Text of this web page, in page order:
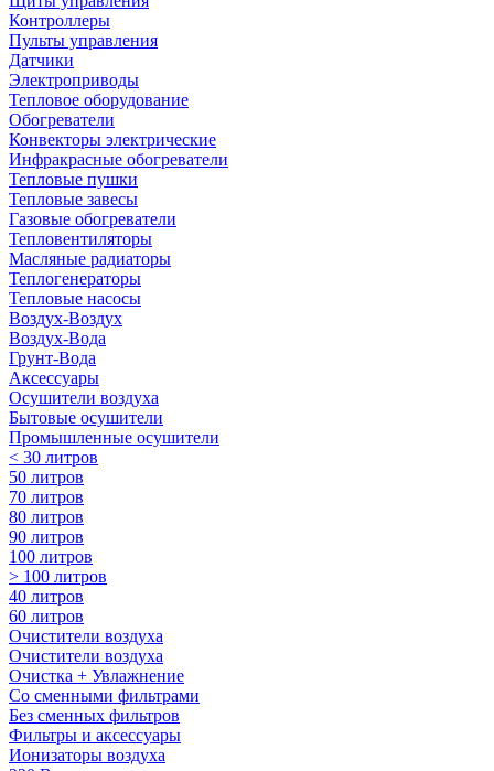
Контроллеры
Пульты управления
Датчики
Электроприводы
Тепловое оборудование
Обогреватели
Конвекторы электрические
Инфракрасные обогреватели
Тепловые пушки
Тепловые завесы
Газовые обогреватели
Тепловентиляторы
Масляные радиаторы
Теплогенераторы
Тепловые насосы
Воздух-Воздух
Воздух-Вода
Грунт-Вода
Аксессуары
Осушители воздуха
Бытовые осушители
Промышленные осушители
< 30 литров
50 литров
70 литров
80 литров
90 литров
100 литров
> 100 литров
40 литров
60 литров
Очистители воздуха
Очистители воздуха
Очистка + Увлажнение
Cо сменными фильтрами
Без сменных фильтров
Фильтры и аксессуары
Ионизаторы воздуха